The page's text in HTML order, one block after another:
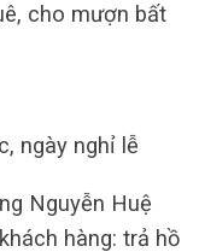
cho mượn bất
ngày nghỉ lễ
Nguyễn Huệ
hàng: trả hồ